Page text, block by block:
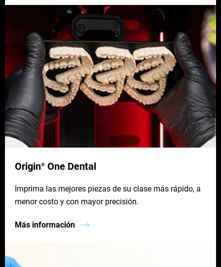
Origin® One Dental
Imprima las mejores piezas de su clase más rápido, a
menor costo y con mayor precisión.
Más información